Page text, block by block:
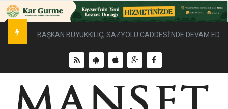
BAŞKAN BÜYÜKKILIÇ, SAZYOLU CADDESİ’NDE DEVAM